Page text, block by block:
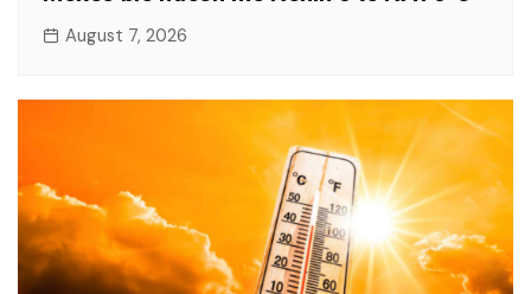
August 7, 2026